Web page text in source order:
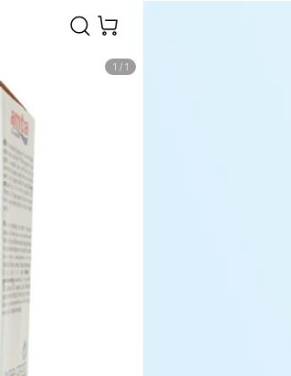
1 / 1